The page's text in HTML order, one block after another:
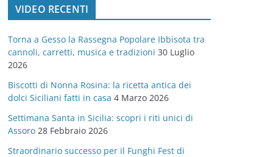
o
r
e
VIDEO RECENTI
Torna a Gesso la Rassegna Popolare Ibbisota tra
cannoli, carretti, musica e tradizioni 30 Luglio
2026
Biscotti di Nonna Rosina: la ricetta antica dei
dolci Siciliani fatti in casa 4 Marzo 2026
Settimana Santa in Sicilia: scopri i riti unici di
Assoro 28 Febbraio 2026
Straordinario successo per il Funghi Fest di